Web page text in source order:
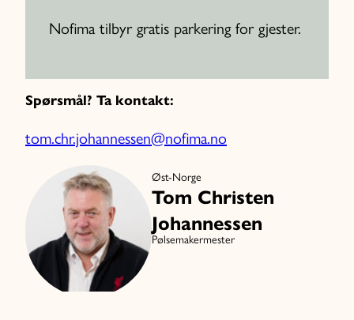
Nofima tilbyr gratis parkering for gjester.
Spørsmål? Ta kontakt:
tom.chr.johannessen@nofima.no
Øst-Norge
Tom Christen
Johannessen
Pølsemakermester